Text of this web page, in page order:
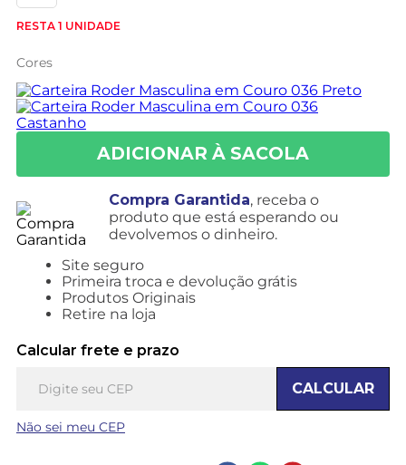
RESTA 1 UNIDADE
Cores
Compra Garantida, receba o
produto que está esperando ou
devolvemos o dinheiro.
Site seguro
Primeira troca e devolução grátis
Produtos Originais
Retire na loja
Calcular frete e prazo
CALCULAR
Não sei meu CEP